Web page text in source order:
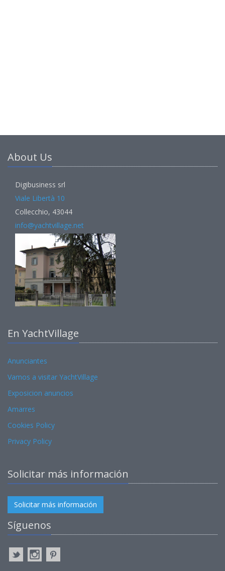
About Us
Digibusiness srl
Viale Libertà 10
Collecchio, 43044
info@yachtvillage.net
En YachtVillage
Anunciantes
Vamos a visitar YachtVillage
Exposicion anuncios
Amarres
Cookies Policy
Privacy Policy
Solicitar más información
Solicitar más información
Síguenos